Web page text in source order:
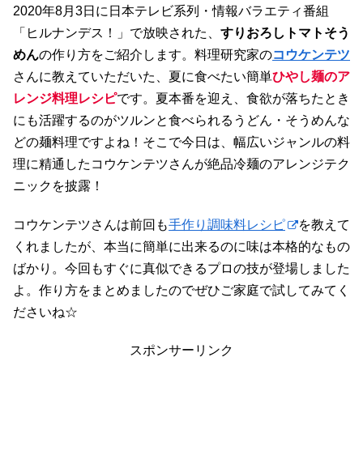
2020年8月3日に日本テレビ系列・情報バラエティ番組
「ヒルナンデス！」で放映された、 すりおろしトマトそう
めんの作り方をご紹介します。料理研究家のコウケンテツ
さんに教えていただいた、夏に食べたい簡単ひやし麺のア
レンジ料理レシピです。夏本番を迎え、食欲が落ちたとき
にも活躍するのがツルンと食べられるうどん・そうめんな
どの麺料理ですよね！そこで今日は、幅広いジャンルの料
理に精通したコウケンテツさんが絶品冷麺のアレンジテク
ニックを披露！
コウケンテツさんは前回も手作り調味料レシピ
を教えて
くれましたが、本当に簡単に出来るのに味は本格的なもの
ばかり。今回もすぐに真似できるプロの技が登場しました
よ。作り方をまとめましたのでぜひご家庭で試してみてく
ださいね☆
スポンサーリンク